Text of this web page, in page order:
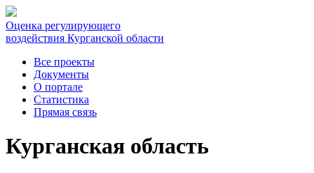
Оценка регулирующего
воздействия Курганской области
Все проекты
Документы
О портале
Статистика
Прямая связь
Курганская область